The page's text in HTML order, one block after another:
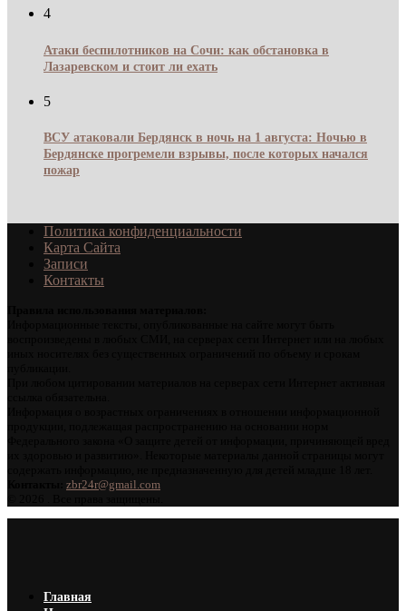
4
Атаки беспилотников на Сочи: как обстановка в
Лазаревском и стоит ли ехать
5
ВСУ атаковали Бердянск в ночь на 1 августа: Ночью в
Бердянске прогремели взрывы, после которых начался
пожар
Политика конфиденциальности
Карта Сайта
Записи
Контакты
zbr24r@gmail.com
Главная